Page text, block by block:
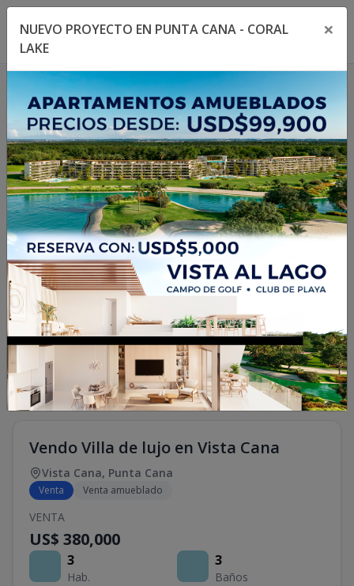
Toggle navigation menu
/15
Vendo Villa de lujo en Vista Cana
Vista Cana, Punta Cana
Venta Venta amueblado
VENTA
US$ 380,000
3
Hab.
3
Baños
NUEVO PROYECTO EN PUNTA CANA - CORAL
LAKE
×